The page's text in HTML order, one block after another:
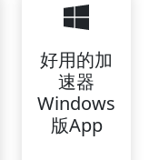
好用的加
速器
Windows
版App